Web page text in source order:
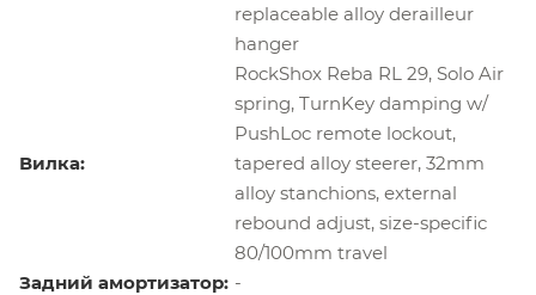
replaceable alloy derailleur
hanger
Вилка:
RockShox Reba RL 29, Solo Air
spring, TurnKey damping w/
PushLoc remote lockout,
tapered alloy steerer, 32mm
alloy stanchions, external
rebound adjust, size-specific
80/100mm travel
Задний амортизатор: -